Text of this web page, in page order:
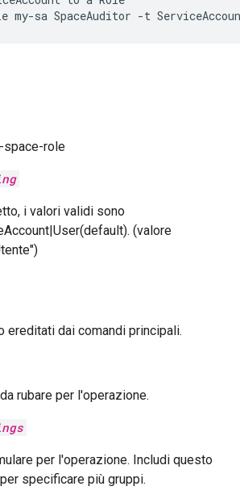
space-role
i valori validi sono
(valore
ereditati dai comandi principali.
rubare per l'operazione.
per l'operazione. Includi questo
specificare più gruppi.